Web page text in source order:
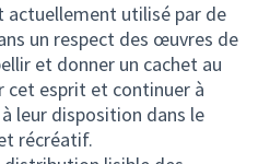
actuellement utilisé par de
un respect des œuvres de
et donner un cachet au
cet esprit et continuer à
leur disposition dans le
récréatif.